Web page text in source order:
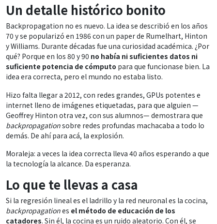
Un detalle histórico bonito
Backpropagation no es nuevo. La idea se describió en los años
70 y se popularizó en 1986 con un paper de Rumelhart, Hinton
y Williams. Durante décadas fue una curiosidad académica. ¿Por
qué? Porque en los 80 y 90 no había ni suficientes datos ni
suficiente potencia de cómputo para que funcionase bien. La
idea era correcta, pero el mundo no estaba listo.
Hizo falta llegar a 2012, con redes grandes, GPUs potentes e
internet lleno de imágenes etiquetadas, para que alguien —
Geoffrey Hinton otra vez, con sus alumnos— demostrara que
backpropagationsobre redes profundas machacaba a todo lo
demás. De ahí para acá, la explosión.
Moraleja: a veces la idea correcta lleva 40 años esperando a que
la tecnología la alcance. Da esperanza.
Lo que te llevas a casa
Si la regresión lineal es el ladrillo y la red neuronal es la cocina,
backpropagationes el método de educación de los
catadores. Sin él, la cocina es un ruido aleatorio. Con él, se